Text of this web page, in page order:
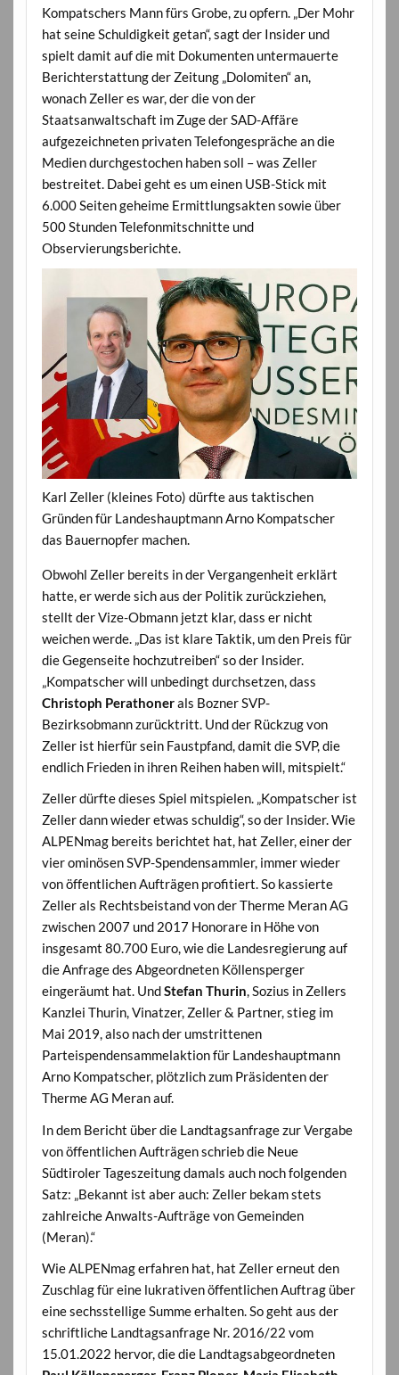
Kompatschers Mann fürs Grobe, zu opfern. „Der Mohr
hat seine Schuldigkeit getan“, sagt der Insider und
spielt damit auf die mit Dokumenten untermauerte
Berichterstattung der Zeitung „Dolomiten“ an,
wonach Zeller es war, der die von der
Staatsanwaltschaft im Zuge der SAD-Affäre
aufgezeichneten privaten Telefongespräche an die
Medien durchgestochen haben soll – was Zeller
bestreitet. Dabei geht es um einen USB-Stick mit
6.000 Seiten geheime Ermittlungsakten sowie über
500 Stunden Telefonmitschnitte und
Observierungsberichte.
Karl Zeller (kleines Foto) dürfte aus taktischen
Gründen für Landeshauptmann Arno Kompatscher
das Bauernopfer machen.
Obwohl Zeller bereits in der Vergangenheit erklärt
hatte, er werde sich aus der Politik zurückziehen,
stellt der Vize-Obmann jetzt klar, dass er nicht
weichen werde. „Das ist klare Taktik, um den Preis für
die Gegenseite hochzutreiben“ so der Insider.
„Kompatscher will unbedingt durchsetzen, dass
Christoph Perathonerals Bozner SVP-
Bezirksobmann zurücktritt. Und der Rückzug von
Zeller ist hierfür sein Faustpfand, damit die SVP, die
endlich Frieden in ihren Reihen haben will, mitspielt.“
Zeller dürfte dieses Spiel mitspielen. „Kompatscher ist
Zeller dann wieder etwas schuldig“, so der Insider. Wie
ALPENmag bereits berichtet hat, hat Zeller, einer der
vier ominösen SVP-Spendensammler, immer wieder
von öffentlichen Aufträgen profitiert. So kassierte
Zeller als Rechtsbeistand von der Therme Meran AG
zwischen 2007 und 2017 Honorare in Höhe von
insgesamt 80.700 Euro, wie die Landesregierung auf
die Anfrage des Abgeordneten Köllensperger
eingeräumt hat. UndStefan Thurin, Sozius in Zellers
Kanzlei Thurin, Vinatzer, Zeller & Partner, stieg im
Mai 2019, also nach der umstrittenen
Parteispendensammelaktion für Landeshauptmann
Arno Kompatscher, plötzlich zum Präsidenten der
Therme AG Meran auf.
In dem Bericht über die Landtagsanfrage zur Vergabe
von öffentlichen Aufträgen schrieb die Neue
Südtiroler Tageszeitung damals auch noch folgenden
Satz: „Bekannt ist aber auch: Zeller bekam stets
zahlreiche Anwalts-Aufträge von Gemeinden
(Meran).“
Wie ALPENmag erfahren hat, hat Zeller erneut den
Zuschlag für eine lukrativen öffentlichen Auftrag über
eine sechsstellige Summe erhalten. So geht aus der
schriftliche Landtagsanfrage Nr. 2016/22 vom
15.01.2022 hervor, die die Landtagsabgeordneten